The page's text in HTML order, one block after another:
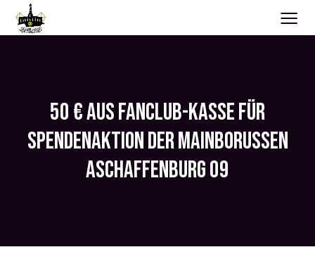
≡
50 € AUS FANCLUB-KASSE FÜR
SPENDENAKTION DER MAINBORUSSEN
ASCHAFFENBURG 09